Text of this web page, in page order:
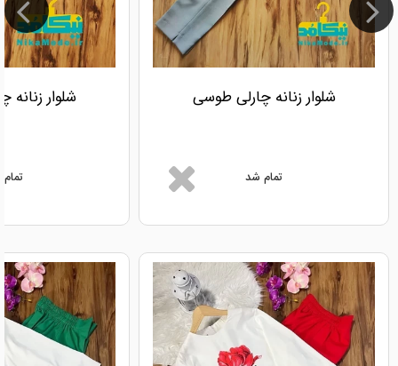
شلوار زنانه چارلی طوسی
تمام شد
شلوار